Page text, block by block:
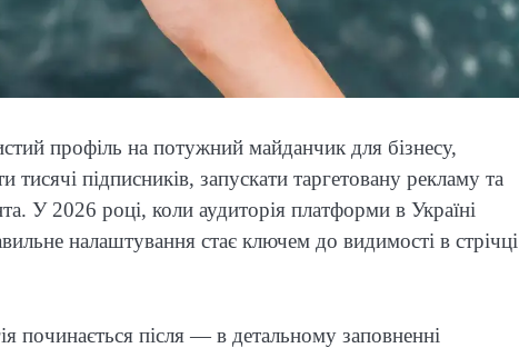
профіль на потужний майданчик для бізнесу,
підписників, запускати таргетовану рекламу та
У 2026 році, коли аудиторія платформи в Україні
налаштування стає ключем до видимості в стрічці
починається після — в детальному заповненні